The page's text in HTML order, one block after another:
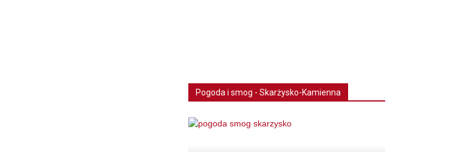
Pogoda i smog - Skarżysko-Kamienna